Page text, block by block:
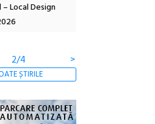
– Local Design
2/4 >
ȘTIRILE